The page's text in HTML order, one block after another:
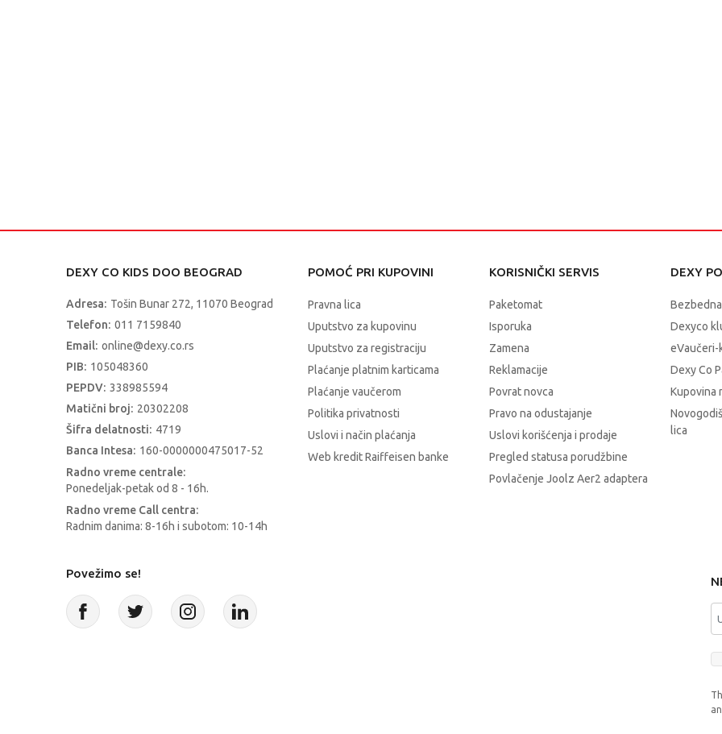
DEXY CO KIDS DOO BEOGRAD
Adresa: Tošin Bunar 272, 11070 Beograd
Telefon: 011 7159840
Email: online@dexy.co.rs
PIB: 105048360
PEPDV: 338985594
Matični broj: 20302208
Šifra delatnosti: 4719
Banca Intesa: 160-0000000475017-52
Radno vreme centrale:
Ponedeljak-petak od 8 - 16h.
Radno vreme Call centra:
Radnim danima: 8-16h i subotom: 10-14h
POMOĆ PRI KUPOVINI
Pravna lica
Uputstvo za kupovinu
Uputstvo za registraciju
Plaćanje platnim karticama
Plaćanje vaučerom
Politika privatnosti
Uslovi i način plaćanja
Web kredit Raiffeisen banke
KORISNIČKI SERVIS
Paketomat
Isporuka
Zamena
Reklamacije
Povrat novca
Pravo na odustajanje
Uslovi korišćenja i prodaje
Pregled statusa porudžbine
Povlačenje Joolz Aer2 adaptera
DEXY
Dexyco
Dexy Co
Kupovina
lica
Povežimo se!